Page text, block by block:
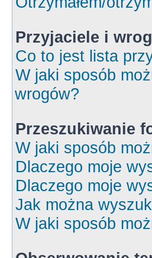
Przyjaciele i
Co to jest lista
W jaki sposób
wrogów?
Przeszukiwanie
W jaki sposób
Dlaczego moje
Dlaczego moje
Jak można
W jaki sposób